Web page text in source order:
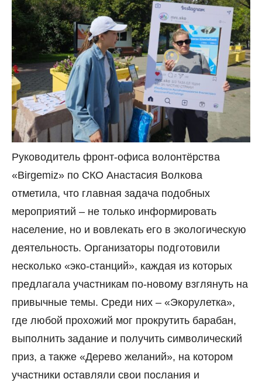
Руководитель фронт-офиса волонтёрства
«Birgemiz» по СКО Анастасия Волкова
отметила, что главная задача подобных
мероприятий – не только информировать
население, но и вовлекать его в экологическую
деятельность. Организаторы подготовили
несколько «эко-станций», каждая из которых
предлагала участникам по-новому взглянуть на
привычные темы. Среди них – «Экорулетка»,
где любой прохожий мог прокрутить барабан,
выполнить задание и получить символический
приз, а также «Дерево желаний», на котором
участники оставляли свои послания и